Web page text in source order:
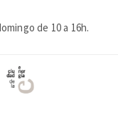
de 10 a 16h.